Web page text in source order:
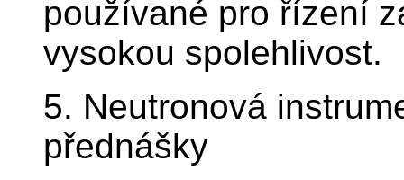
používané pro řízení
vysokou spolehlivost.
5. Neutronová
přednášky